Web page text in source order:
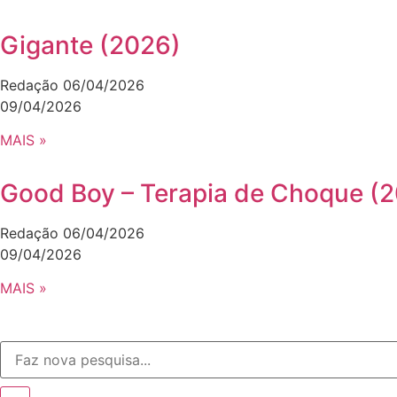
Gigante (2026)
Redação 06/04/2026
09/04/2026
MAIS »
Good Boy – Terapia de Choque
Redação 06/04/2026
09/04/2026
MAIS »